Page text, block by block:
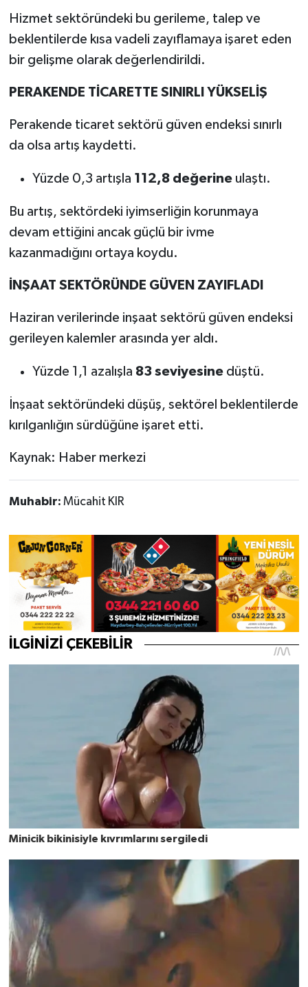
Hizmet sektöründeki bu gerileme, talep ve
beklentilerde kısa vadeli zayıflamaya işaret eden
bir gelişme olarak değerlendirildi.
PERAKENDE TİCARETTE SINIRLI YÜKSELİŞ
Perakende ticaret sektörü güven endeksi sınırlı
da olsa artış kaydetti.
Yüzde 0,3 artışla 112,8 değerineulaştı.
Bu artış, sektördeki iyimserliğin korunmaya
devam ettiğini ancak güçlü bir ivme
kazanmadığını ortaya koydu.
İNŞAAT SEKTÖRÜNDE GÜVEN ZAYIFLADI
Haziran verilerinde inşaat sektörü güven endeksi
gerileyen kalemler arasında yer aldı.
Yüzde 1,1 azalışla 83 seviyesinedüştü.
İnşaat sektöründeki düşüş, sektörel beklentilerde
kırılganlığın sürdüğüne işaret etti.
Kaynak: Haber merkezi
Muhabir: Mücahit KIR